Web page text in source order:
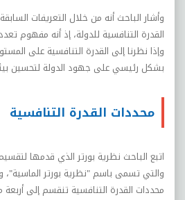
وأشار الباحث أنه من خلال التعريفات
القدرة التنافسية للدولة، إذ أنه مفهوم تعدد
وإذا نظرنا إلى القدرة التنافسية على
بشكل رئيسي على جهود الدولة لتحسين
محددات القدرة التنافسية
اتبع الباحث نظرية بورتر الذي قدمها
والتي تسمى باسم "نظرية بورتر الماسية"،
محددات القدرة التنافسية تنقسم إلى